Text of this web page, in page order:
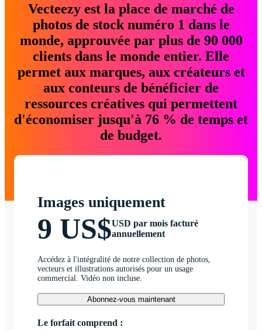
Vecteezy est la place de marché de
photos de stock numéro 1 dans le
monde, approuvée par plus de 90 000
clients dans le monde entier. Elle
permet aux marques, aux créateurs et
aux conteurs de bénéficier de
ressources créatives qui permettent
d'économiser jusqu'à 76 % de temps et
de budget.
Images uniquement
9 US$USD par mois facturé
annuellement
Accédez à l'intégralité de notre collection de photos,
vecteurs et illustrations autorisés pour un usage
commercial. Vidéo non incluse.
Abonnez-vous maintenant
Le forfait comprend :